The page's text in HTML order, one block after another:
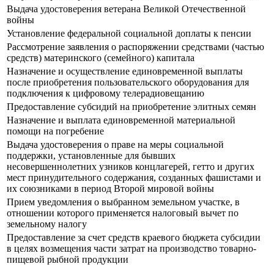
Выдача удостоверения ветерана Великой Отечественной
войны
Установление федеральной социальной доплаты к пенсии
Рассмотрение заявления о распоряжении средствами (частью
средств) материнского (семейного) капитала
Назначение и осуществление единовременной выплаты
после приобретения пользовательского оборудования для
подключения к цифровому телерадиовещанию
Предоставление субсидий на приобретение элитных семян
Назначение и выплата единовременной материальной
помощи на погребение
Выдача удостоверения о праве на меры социальной
поддержки, установленные для бывших
несовершеннолетних узников концлагерей, гетто и других
мест принудительного содержания, созданных фашистами и
их союзниками в период Второй мировой войны
Прием уведомления о выбранном земельном участке, в
отношении которого применяется налоговый вычет по
земельному налогу
Предоставление за счет средств краевого бюджета субсидии
в целях возмещения части затрат на производство товарно-
пищевой рыбной продукции